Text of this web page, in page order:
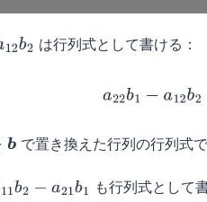
b2 は行列式として書ける：
22 a b
b で置き換えた行列の行列式で
b2−a 21b1 も行列式として